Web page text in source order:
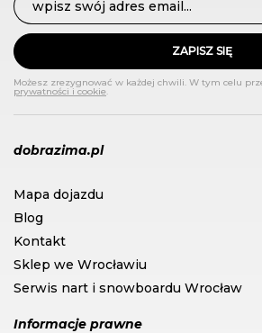
ZAPISZ SIĘ
Możesz zrezygnować w każdej chwili. W tym celu
prywatności i cookie.
dobrazima.pl
Mapa dojazdu
Blog
Kontakt
Sklep we Wrocławiu
Serwis nart i snowboardu Wrocław
Informacje prawne